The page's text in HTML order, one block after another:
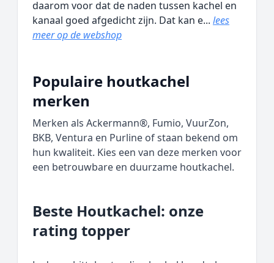
daarom voor dat de naden tussen kachel en
kanaal goed afgedicht zijn. Dat kan e... lees
meer op de webshop
Populaire houtkachel
merken
Merken als Ackermann®, Fumio, VuurZon,
BKB, Ventura en Purline of staan bekend om
hun kwaliteit. Kies een van deze merken voor
een betrouwbare en duurzame houtkachel.
Beste Houtkachel: onze
rating topper